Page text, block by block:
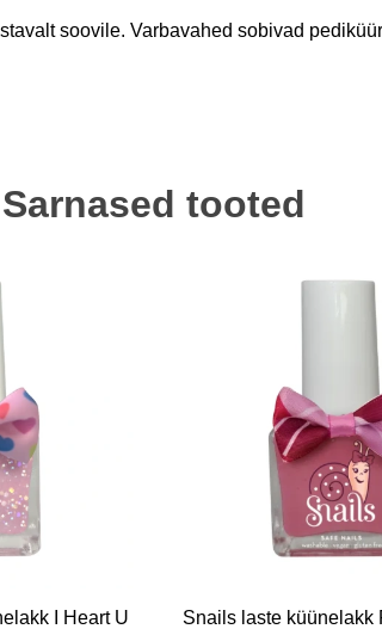
soovile. Varbavahed sobivad
Sarnased tooted
I Heart U
Snails laste küünelakk